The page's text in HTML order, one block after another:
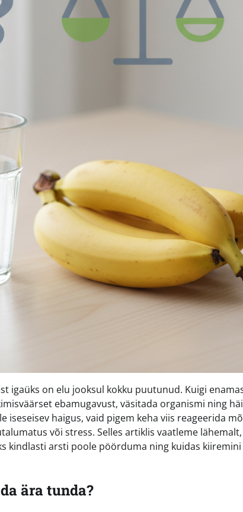
igaüks on elu jooksul kokku puutunud. Kuigi
ebamugavust, väsitada organismi ning
haigus, vaid pigem keha viis reageerida
või stress. Selles artiklis vaatleme lähemalt,
kindlasti arsti poole pöörduma ning kuidas kiiremini
ära tunda?